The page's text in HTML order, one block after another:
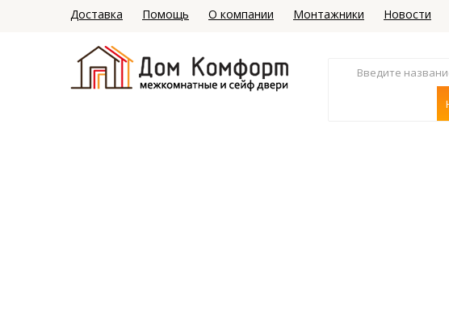
Доставка Помощь О компании Монтажники Новости